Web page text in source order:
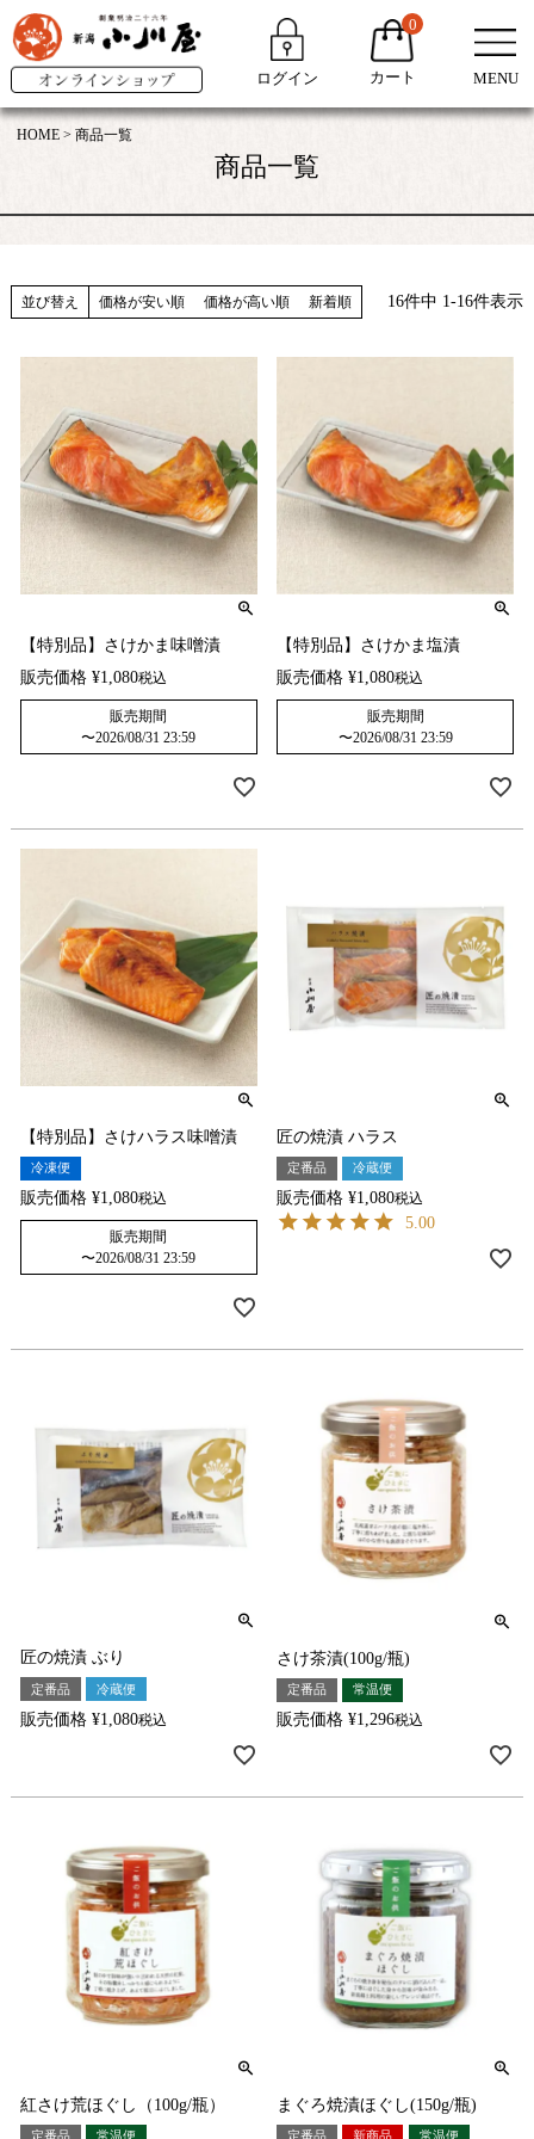
ログイン
0
カート MENU
HOME 商品一覧
商品一覧
並び替え 価格が安い順 価格が高い順 新着順 16件中 1-16件表示
【特別品】さけかま味噌漬
販売価格 ¥1,080税込
販売期間
〜2026/08/31 23:59
【特別品】さけかま塩漬
販売価格 ¥1,080税込
販売期間
〜2026/08/31 23:59
【特別品】さけハラス味噌漬
冷凍便
販売価格 ¥1,080税込
販売期間
〜2026/08/31 23:59
匠の焼漬 ハラス
定番品 冷蔵便
販売価格 ¥1,080税込
5.00
匠の焼漬 ぶり
定番品 冷蔵便
販売価格 ¥1,080税込
さけ茶漬(100g/瓶)
定番品 常温便
販売価格 ¥1,296税込
紅さけ荒ほぐし（100g/瓶） まぐろ焼漬ほぐし(150g/瓶)